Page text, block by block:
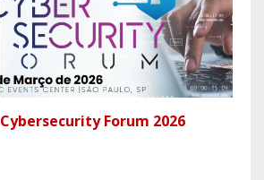
Cybersecurity Forum 2026